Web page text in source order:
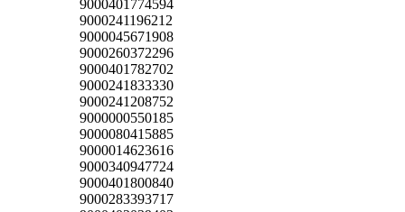
9000401774594
9000241196212
9000045671908
9000260372296
9000401782702
9000241833330
9000241208752
9000000550185
9000080415885
9000014623616
9000340947724
9000401800840
9000283393717